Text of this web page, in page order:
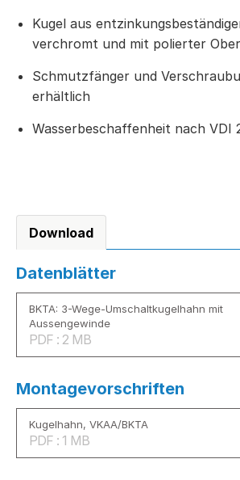
Kugel aus
verchromt und mit polierter
Schmutzfänger und
erhältlich
Wasserbeschaffenheit nach VDI
Download
Datenblätter
BKTA: 3-Wege-Umschaltkugelhahn mit
Aussengewinde
PDF : 2 MB
Montagevorschriften
Kugelhahn, VKAA/BKTA
PDF : 1 MB